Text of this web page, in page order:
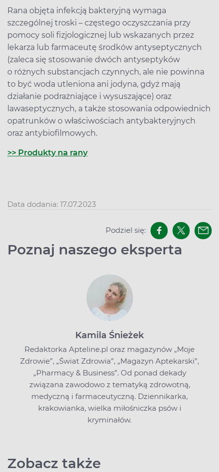
Rana objęta infekcją bakteryjną wymaga
szczególnej troski – częstego oczyszczania przy
pomocy soli fizjologicznej lub wskazanych przez
lekarza lub farmaceutę środków antyseptycznych
(zaleca się stosowanie dwóch antyseptyków
o różnych substancjach czynnych, ale nie powinna
to być woda utleniona ani jodyna, gdyż mają
działanie podrażniające i wysuszające) oraz
lawaseptycznych, a także stosowania odpowiednich
opatrunków o właściwościach antybakteryjnych
oraz antybiofilmowych.
>> Produkty na rany
Data dodania: 17.07.2023
Podziel się:
Poznaj naszego eksperta
Kamila Śnieżek
Redaktorka Apteline.pl oraz magazynów „Moje
Zdrowie”, „Świat Zdrowia”, „Magazyn Aptekarski”,
„Pharmacy & Business”. Od ponad dekady
związana zawodowo z tematyką zdrowotną,
medyczną i farmaceutyczną. Dziennikarka,
krakowianka, wielka miłośniczka psów i
kryminałów.
Zobacz także